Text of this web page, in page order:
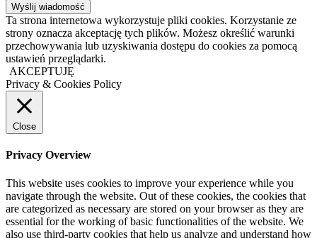
Ta strona internetowa wykorzystuje pliki cookies. Korzystanie ze
strony oznacza akceptację tych plików. Możesz określić warunki
przechowywania lub uzyskiwania dostępu do cookies za pomocą
ustawień przeglądarki.
AKCEPTUJĘ
Privacy & Cookies Policy
Close
Privacy Overview
This website uses cookies to improve your experience while you
navigate through the website. Out of these cookies, the cookies that
are categorized as necessary are stored on your browser as they are
essential for the working of basic functionalities of the website. We
also use third-party cookies that help us analyze and understand how